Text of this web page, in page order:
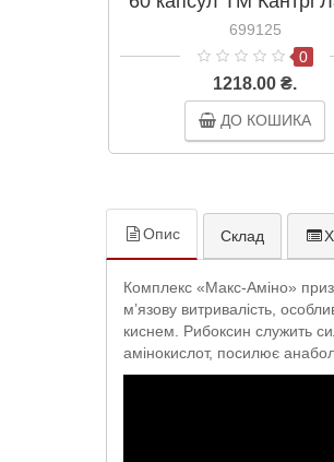
Country Life
699125
0
1218.00 ₴.
ДО КОШИКА
Опис Склад
Комплекс «Макс-Аміно»
м’язову витривалість,
киснем. Рибоксин служить
амінокислот, посилює